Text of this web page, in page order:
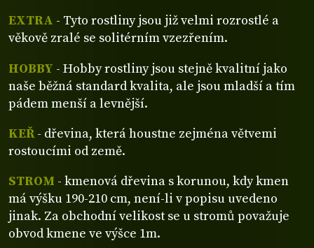
EXTRA - Tyto rostliny jsou již velmi rozrostlé a
věkově zralé se solitérním vzezřením.
HOBBY - Hobby rostliny jsou stejně kvalitní jako
naše běžná standard kvalita, ale jsou mladší a tím
pádem menší a levnější.
KEŘ- dřevina, která houstne zejména větvemi
rostoucími od země.
STROM - kmenová dřevina s korunou, kdy kmen
má výšku 190-210 cm, není-li v popisu uvedeno
jinak. Za obchodní velikost se u stromů považuje
obvod kmene ve výšce 1m.